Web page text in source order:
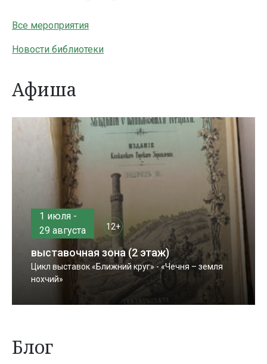
Все мероприятия
Новости библиотеки
Афиша
1 июля -
29 августа
12+
выставочная зона (2 этаж)
Цикл выставок «Ближний круг» - «Чечня – земля
нохчий»
Блог